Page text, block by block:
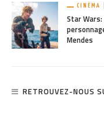
CINÉMA
Star
Mendes
RETROUVEZ-NOUS